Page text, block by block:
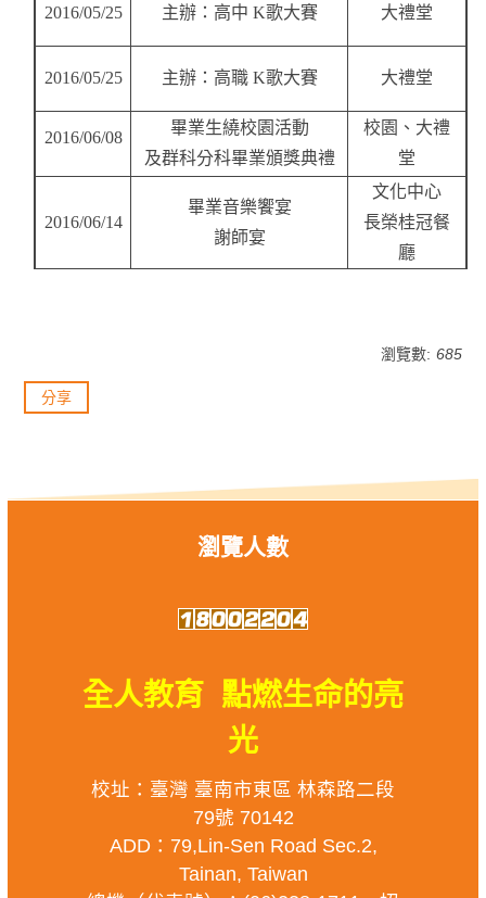
2016/05/25 主辦：高中 K歌大賽 大禮堂
2016/05/25 主辦：高職 K歌大賽 大禮堂
2016/06/08
畢業生繞校園活動
及群科分科畢業頒獎典禮
校園、大禮
堂
2016/06/14
畢業音樂饗宴
謝師宴
文化中心
長榮桂冠餐
廳
瀏覽數: 685
分享
瀏覽人數
全人教育 點燃生命的亮
光
校址：臺灣 臺南市東區 林森路二段
79號 70142
ADD：79,Lin-Sen Road Sec.2,
Tainan, Taiwan